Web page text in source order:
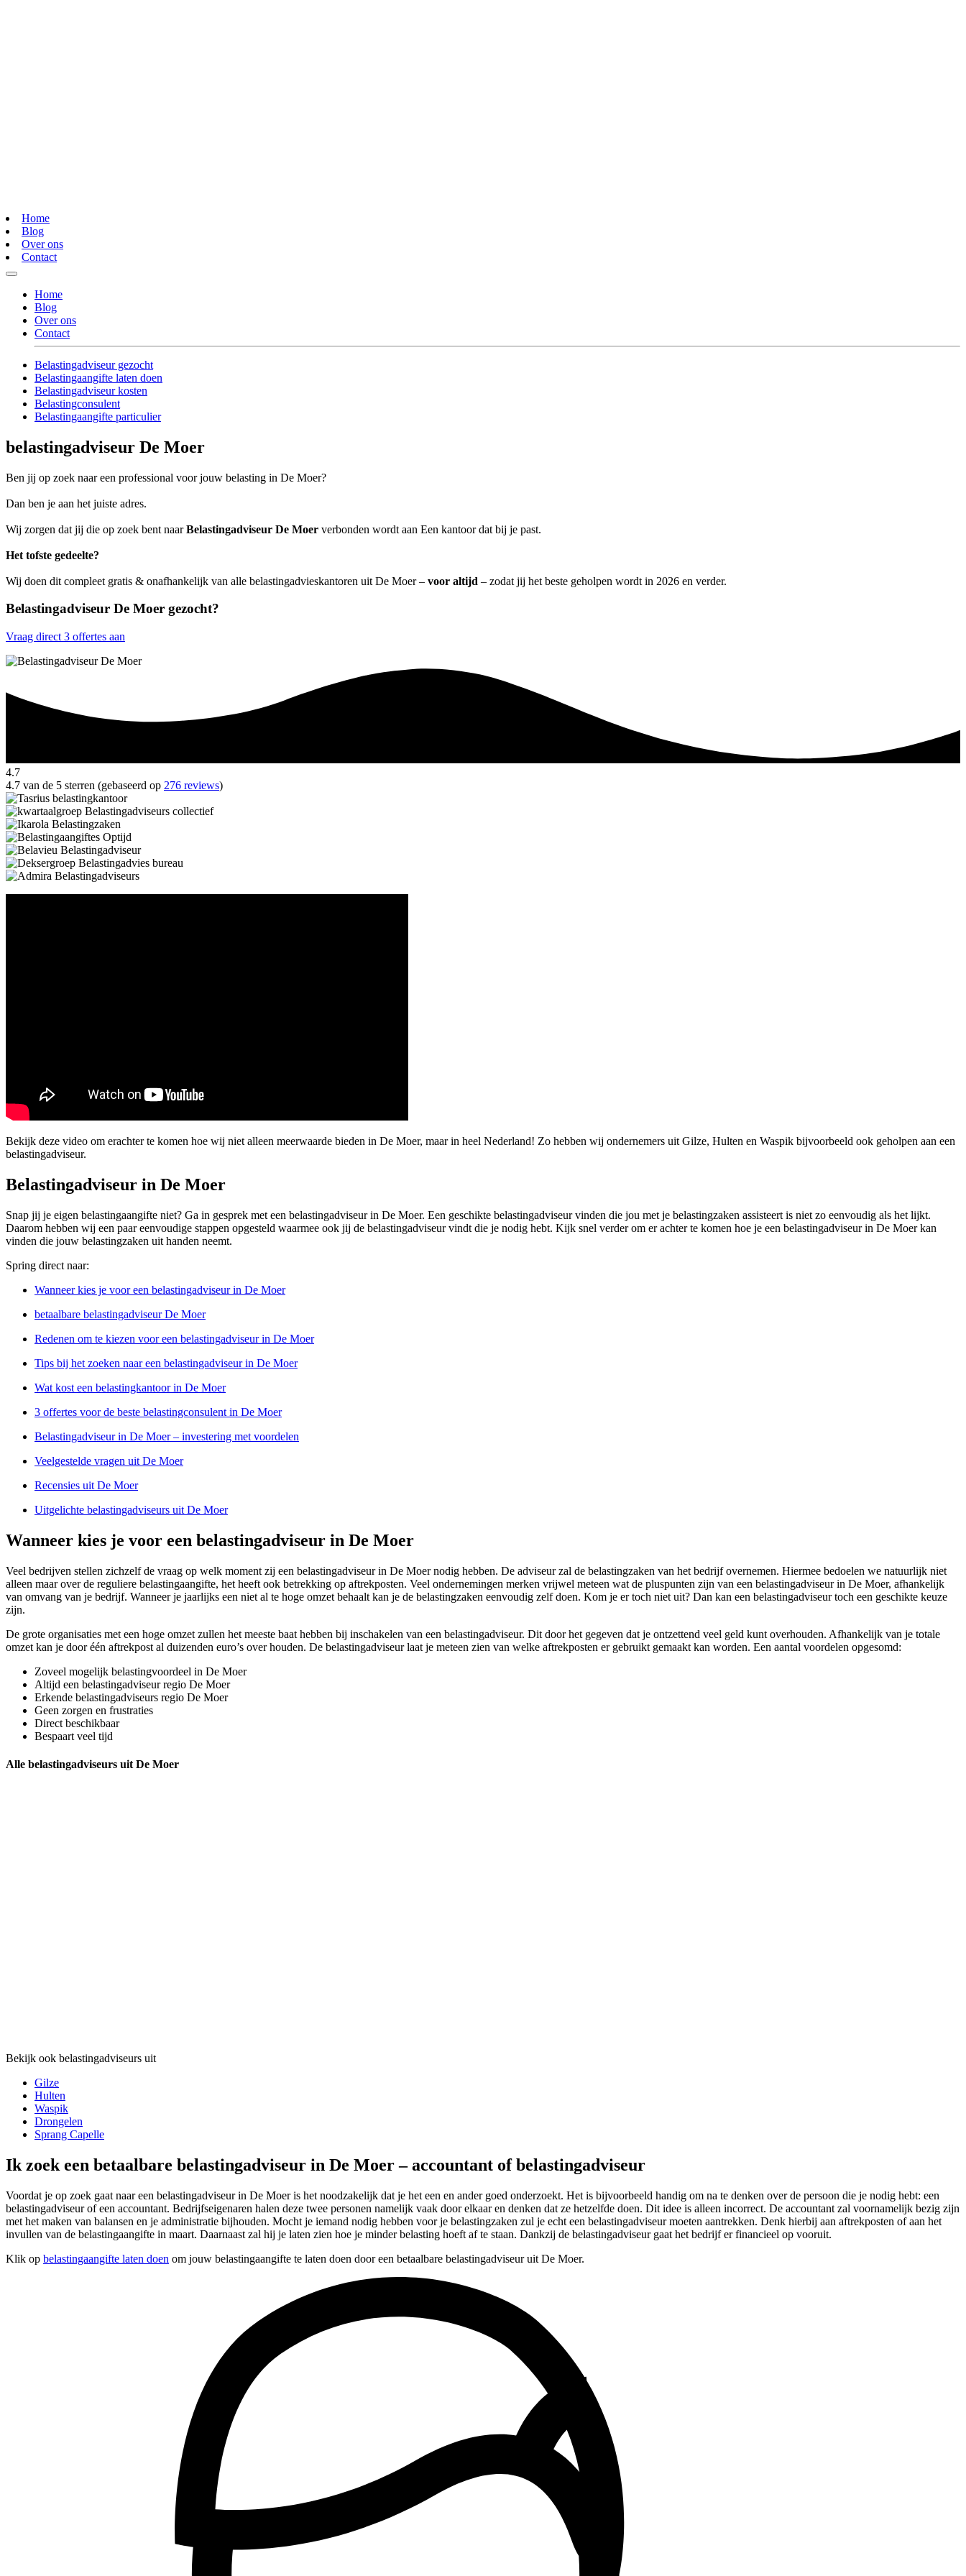
Home
Blog
Over ons
Contact
Home
Blog
Over ons
Contact
Belastingadviseur gezocht
Belastingaangifte laten doen
Belastingadviseur kosten
Belastingconsulent
Belastingaangifte particulier
belastingadviseur De Moer
Ben jij op zoek naar een professional voor jouw belasting in De Moer?
Dan ben je aan het juiste adres.
Wij zorgen dat jij die op zoek bent naarBelastingadviseur De Moer verbonden wordt aan Een kantoor dat bij je past.
Het tofste gedeelte?
Wij doen dit compleet gratis & onafhankelijk van alle belastingadvieskantoren uit De Moer – voor altijd – zodat jij het beste geholpen wordt in 2026 en verder.
Belastingadviseur De Moer gezocht?
Vraag direct 3 offertes aan
4.7
4.7 van de 5 sterren (gebaseerd op 276 reviews)
Bekijk deze video om erachter te komen hoe wij niet alleen meerwaarde bieden in De Moer, maar in heel Nederland! Zo hebben wij ondernemers uit Gilze, Hulten en Waspik bijvoorbeeld ook geholpen aan een
belastingadviseur.
Belastingadviseur in De Moer
Snap jij je eigen belastingaangifte niet? Ga in gesprek met een belastingadviseur in De Moer. Een geschikte belastingadviseur vinden die jou met je belastingzaken assisteert is niet zo eenvoudig als het lijkt.
Daarom hebben wij een paar eenvoudige stappen opgesteld waarmee ook jij de belastingadviseur vindt die je nodig hebt. Kijk snel verder om er achter te komen hoe je een belastingadviseur in De Moer kan
vinden die jouw belastingzaken uit handen neemt.
Spring direct naar:
Wanneer kies je voor een belastingadviseur in De Moer
betaalbare belastingadviseur De Moer
Redenen om te kiezen voor een belastingadviseur in De Moer
Tips bij het zoeken naar een belastingadviseur in De Moer
Wat kost een belastingkantoor in De Moer
3 offertes voor de beste belastingconsulent in De Moer
Belastingadviseur in De Moer – investering met voordelen
Veelgestelde vragen uit De Moer
Recensies uit De Moer
Uitgelichte belastingadviseurs uit De Moer
Wanneer kies je voor een belastingadviseur in De Moer
Veel bedrijven stellen zichzelf de vraag op welk moment zij een belastingadviseur in De Moer nodig hebben. De adviseur zal de belastingzaken van het bedrijf overnemen. Hiermee bedoelen we natuurlijk niet
alleen maar over de reguliere belastingaangifte, het heeft ook betrekking op aftrekposten. Veel ondernemingen merken vrijwel meteen wat de pluspunten zijn van een belastingadviseur in De Moer, afhankelijk
van omvang van je bedrijf. Wanneer je jaarlijks een niet al te hoge omzet behaalt kan je de belastingzaken eenvoudig zelf doen. Kom je er toch niet uit? Dan kan een belastingadviseur toch een geschikte keuze
zijn.
De grote organisaties met een hoge omzet zullen het meeste baat hebben bij inschakelen van een belastingadviseur. Dit door het gegeven dat je ontzettend veel geld kunt overhouden. Afhankelijk van je totale
omzet kan je door één aftrekpost al duizenden euro’s over houden. De belastingadviseur laat je meteen zien van welke aftrekposten er gebruikt gemaakt kan worden. Een aantal voordelen opgesomd:
Zoveel mogelijk belastingvoordeel in De Moer
Altijd een belastingadviseur regio De Moer
Erkende belastingadviseurs regio De Moer
Geen zorgen en frustraties
Direct beschikbaar
Bespaart veel tijd
Alle belastingadviseurs uit De Moer
Bekijk ook belastingadviseurs uit
Gilze
Hulten
Waspik
Drongelen
Sprang Capelle
Ik zoek een betaalbare belastingadviseur in De Moer – accountant of belastingadviseur
Voordat je op zoek gaat naar een belastingadviseur in De Moer is het noodzakelijk dat je het een en ander goed onderzoekt. Het is bijvoorbeeld handig om na te denken over de persoon die je nodig hebt: een
belastingadviseur of een accountant. Bedrijfseigenaren halen deze twee personen namelijk vaak door elkaar en denken dat ze hetzelfde doen. Dit idee is alleen incorrect. De accountant zal voornamelijk bezig zijn
met het maken van balansen en je administratie bijhouden. Mocht je iemand nodig hebben voor je belastingzaken zul je echt een belastingadviseur moeten aantrekken. Denk hierbij aan aftrekposten of aan het
invullen van de belastingaangifte in maart. Daarnaast zal hij je laten zien hoe je minder belasting hoeft af te staan. Dankzij de belastingadviseur gaat het bedrijf er financieel op vooruit.
Klik op belastingaangifte laten doen om jouw belastingaangifte te laten doen door een betaalbare belastingadviseur uit De Moer.